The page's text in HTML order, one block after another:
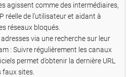
agissent comme des intermédiaires,
réelle de l’utilisateur et aidant à
réseaux bloqués.
via une recherche sur leur
: Suivre régulièrement les canaux
permet d’obtenir la dernière URL
faux sites.